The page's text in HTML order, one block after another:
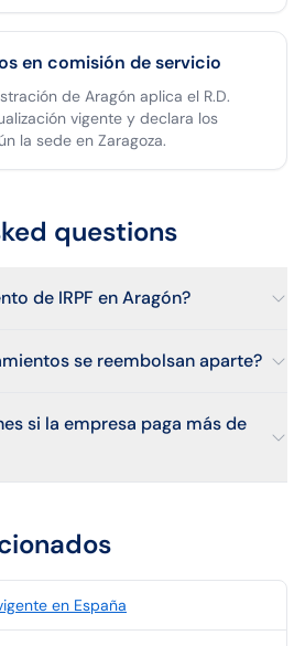
en comisión de servicio
de Aragón aplica el R.D.
vigente y declara los
la sede en Zaragoza.
questions
de IRPF en Aragón?
se reembolsan aparte?
si la empresa paga más de
en España